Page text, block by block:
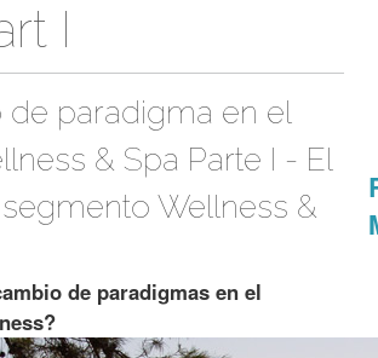
I
de paradigma en el
& Spa Parte I - El
Wellness &
de paradigmas en el